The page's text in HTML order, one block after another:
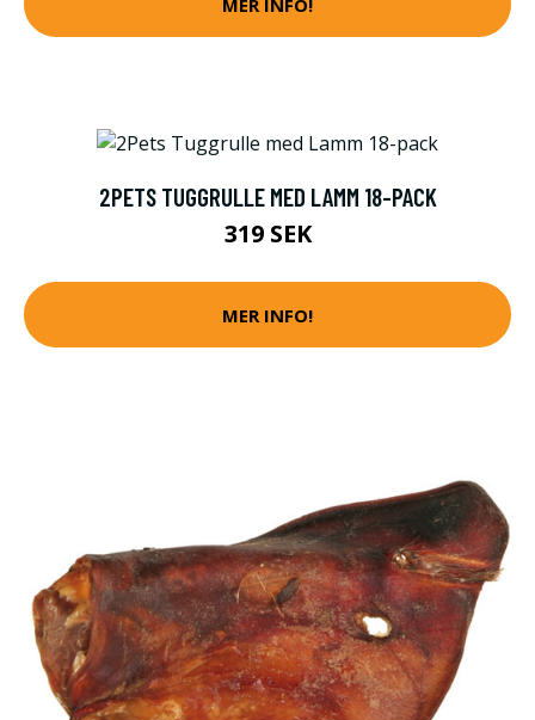
2PETS TUGGRULLE MED LAMM 18-PACK
319 SEK
MER INFO!